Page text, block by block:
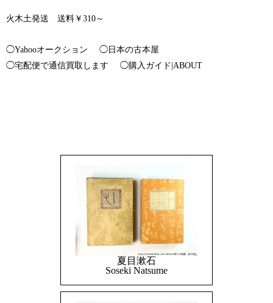
火木土発送 送料￥310～
◯Yahooオークション
◯日本の古本屋
◯宅配便で通信買取します
◯購入ガイド|ABOUT
夏目漱石
Soseki Natsume